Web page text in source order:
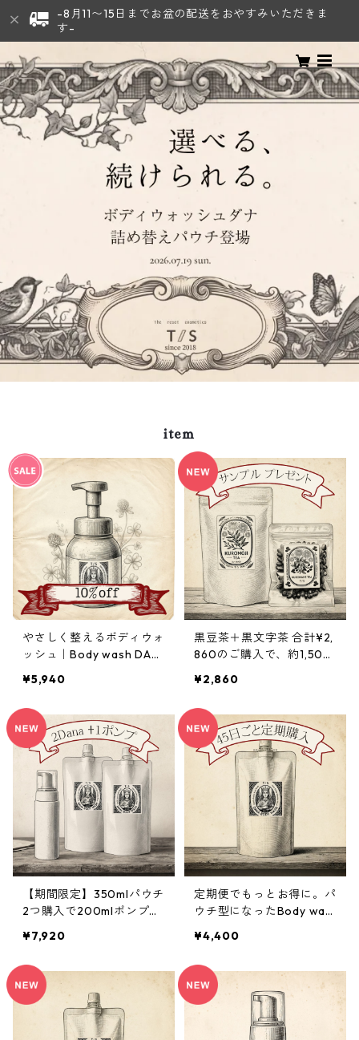
-8月11〜15日までお盆の配送をおやすみいただきま
す-
item
やさしく整えるボディウォ
ッシュ｜Body wash DAN
¥5,940
黒豆茶＋黒文字茶 合計¥2,
860のご購入で、約1,500
ト（Crema Hebe・Mary
care oil・Body wash DA
NA）をプレゼント
¥2,860
【期間限定】350mlパウチ
2つ購入で200mlポンプ本
¥7,920
定期便でもっとお得に。パ
ウチ型になったBody was
¥4,400